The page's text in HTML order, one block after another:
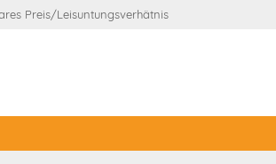
Preis/Leisuntungsverhätnis